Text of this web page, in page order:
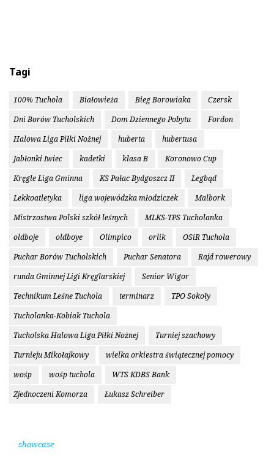
Tagi
100% Tuchola Białowieża Bieg Borowiaka
Czersk
Dni Borów Tucholskich
Dom Dziennego Pobytu
Fordon
Halowa Liga Piłki Nożnej
huberta
hubertusa
Jabłonki Iwiec
kadetki klasa B
Koronowo Cup
Kręgle Liga Gminna
KS Pałac Bydgoszcz II
Legbąd
Lekkoatletyka
liga wojewódzka młodziczek
Malbork
Mistrzostwa Polski szkół leśnych
MLKS-TPS Tucholanka
oldboje
oldboye Olimpico orlik
OSiR Tuchola
Puchar Borów Tucholskich
Puchar Senatora
Rajd rowerowy
runda Gminnej Ligi Kręglarskiej
Senior Wigor
Technikum Leśne Tuchola
terminarz
TPO Sokoły
Tucholanka-Kobiak Tuchola
Tucholska Halowa Liga Piłki Nożnej
Turniej szachowy
Turnieju Mikołajkowy
wielka orkiestra świątecznej pomocy
wośp
wośp tuchola
WTS KDBS Bank
Zjednoczeni Komorza
Łukasz Schreiber
showcase